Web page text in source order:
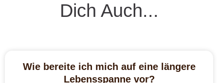
Dich Auch...
Wie bereite ich mich auf eine längere
Lebensspanne vor?